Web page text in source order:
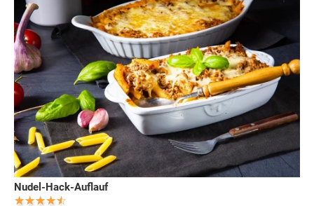
Nudel-Hack-Auflauf